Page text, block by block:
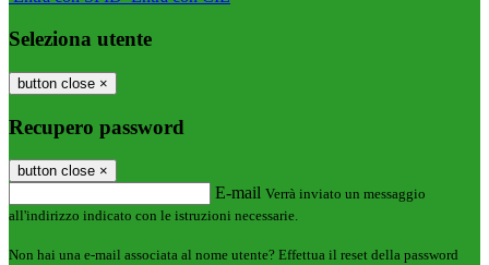
Seleziona utente
button close ×
Recupero password
button close ×
E-mail Verrà inviato un messaggio
all'indirizzo indicato con le istruzioni necessarie.
Non hai una e-mail associata al nome utente? Effettua il reset della password